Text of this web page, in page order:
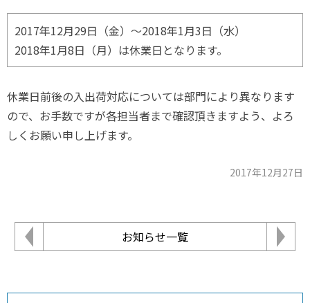
2017年12月29日（金）～2018年1月3日（水）
2018年1月8日（月）は休業日となります。
休業日前後の入出荷対応については部門により異なります
ので、お手数ですが各担当者まで確認頂きますよう、よろ
しくお願い申し上げます。
2017年12月27日
お知らせ一覧